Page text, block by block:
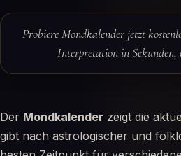
Probiere Mondkalender jetzt
Interpretation in Sekunden,
Der Mondkalender zeigt die
gibt nach astrologischer und